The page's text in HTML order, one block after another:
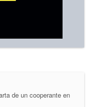
de un cooperante en